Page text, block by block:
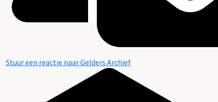
Stuur een reactie naar Gelders Archief